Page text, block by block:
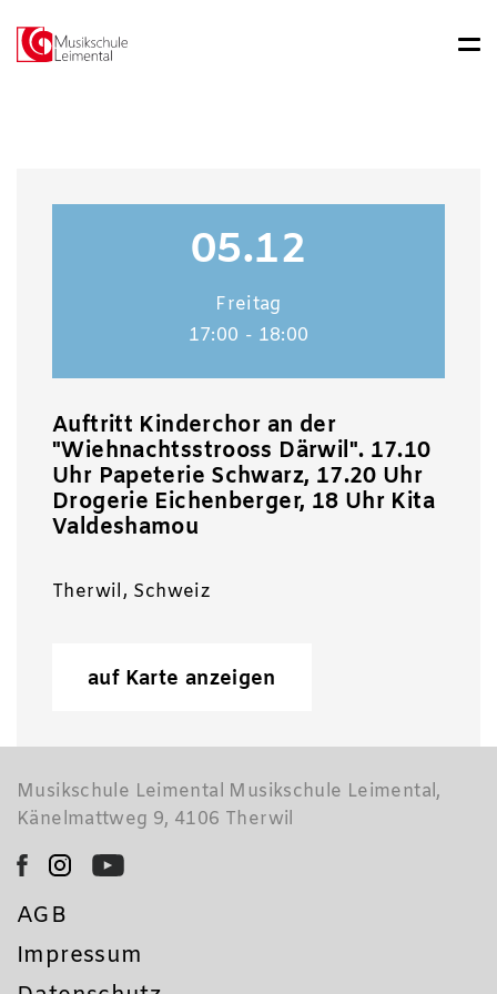
05.12
Freitag
17:00 - 18:00
Auftritt Kinderchor an der
"Wiehnachtsstrooss Därwil". 17.10
Uhr Papeterie Schwarz, 17.20 Uhr
Drogerie Eichenberger, 18 Uhr Kita
Valdeshamou
Therwil, Schweiz
auf Karte anzeigen
Musikschule Leimental Musikschule Leimental,
Känelmattweg 9, 4106 Therwil
AGB
Impressum